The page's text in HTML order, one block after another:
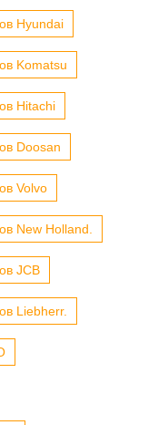
Hyundai
Komatsu
Hitachi
Doosan
Volvo
New Holland.
JCB
Liebherr.